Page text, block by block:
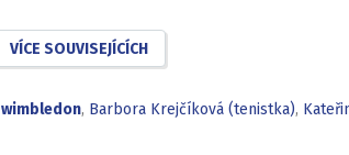
v ženské čtyřhře,
VÍCE SOUVISEJÍCÍCH
wimbledon, Barbora Krejčíková (tenistka),